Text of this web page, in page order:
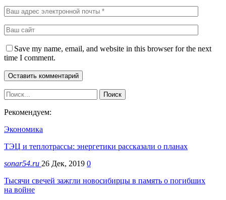
Save my name, email, and website in this browser for the next
time I comment.
Рекомендуем:
Экономика
ТЭЦ и теплотрассы: энергетики рассказали о планах
sonar54.ru 26 Дек, 2019 0
Тысячи свечей зажгли новосибирцы в память о погибших
на войне